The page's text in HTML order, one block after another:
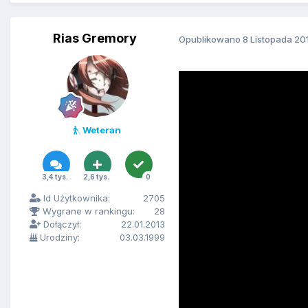
Rias Gremory
Weteran
3,4 tys. 2,6 tys. 0
Id Użytkownika:
2705
Wygrane w rankingu:
28
Dołączył:
22.01.2013
Urodziny:
03.03.1999
Opublikowano 8 Listopada